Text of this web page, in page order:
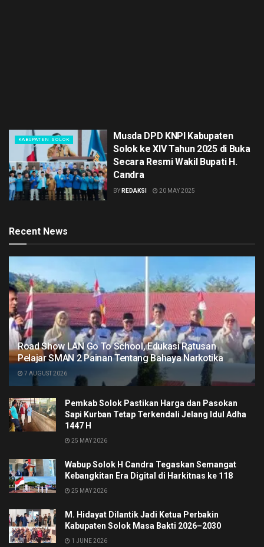
KABUPATEN SOLOK
Musda DPD KNPI Kabupaten
Solok ke XIV Tahun 2025 di Buka
Secara Resmi Wakil Bupati H.
Candra
BY REDAKSI 20 MAY 2025
Recent News
Road Show LAN Go To School, Edukasi Ratusan
Pelajar SMAN 2 Painan Tentang Bahaya Narkotika
7 AUGUST 2026
Pemkab Solok Pastikan Harga dan Pasokan
Sapi Kurban Tetap Terkendali Jelang Idul Adha
1447 H
25 MAY 2026
Wabup Solok H Candra Tegaskan Semangat
Kebangkitan Era Digital di Harkitnas ke 118
25 MAY 2026
M. Hidayat Dilantik Jadi Ketua Perbakin
Kabupaten Solok Masa Bakti 2026–2030
1 JUNE 2026